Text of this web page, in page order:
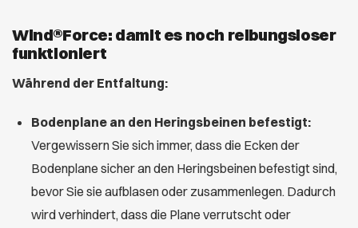
Wind®Force: damit es noch reibungsloser
funktioniert
Während der Entfaltung:
Bodenplane an den Heringsbeinen befestigt:
Vergewissern Sie sich immer, dass die Ecken der
Bodenplane sicher an den Heringsbeinen befestigt sind,
bevor Sie sie aufblasen oder zusammenlegen. Dadurch
wird verhindert, dass die Plane verrutscht oder